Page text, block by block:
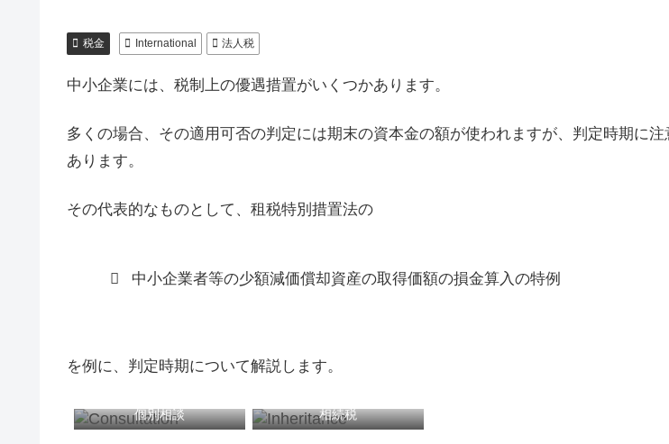
税金 International 法人税
中小企業には、税制上の優遇措置がいくつかあります。
多くの場合、その適用可否の判定には期末の資本金の額が使われますが、判定時期に注
あります。
その代表的なものとして、租税特別措置法の
中小企業者等の少額減価償却資産の取得価額の損金算入の特例
を例に、判定時期について解説します。
個別相談 相続税